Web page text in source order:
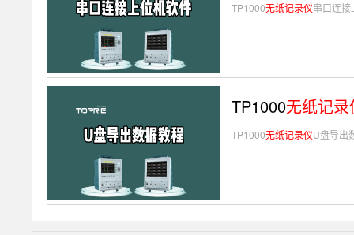
TP1000无纸记录仪串口连
TP1000无纸记录
TP1000无纸记录仪U盘导出